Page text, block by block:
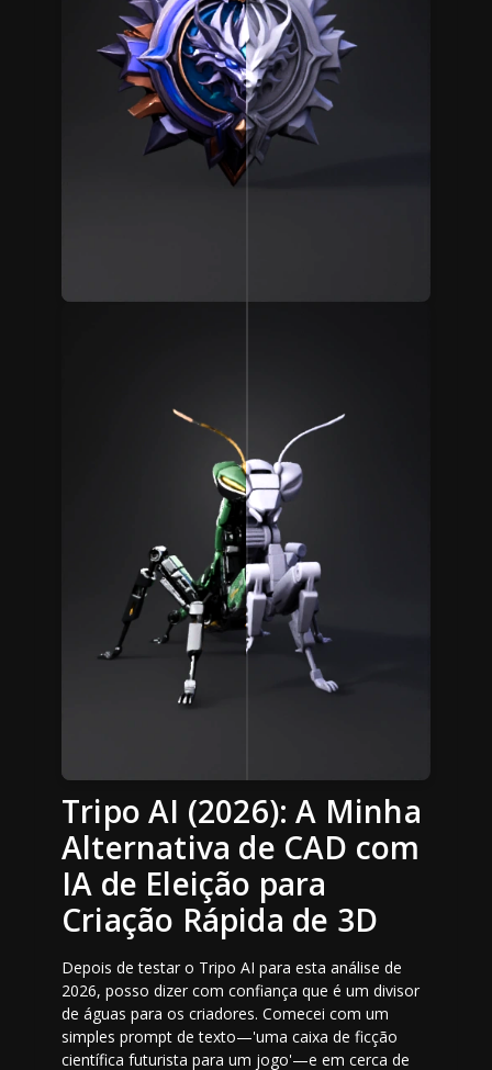
Tripo AI (2026): A Minha
Alternativa de CAD com
IA de Eleição para
Criação Rápida de 3D
Depois de testar o Tripo AI para esta análise de
2026, posso dizer com confiança que é um divisor
de águas para os criadores. Comecei com um
simples prompt de texto—'uma caixa de ficção
científica futurista para um jogo'—e em cerca de